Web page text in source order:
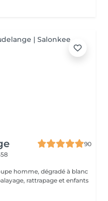
90
rattrapage et enfants